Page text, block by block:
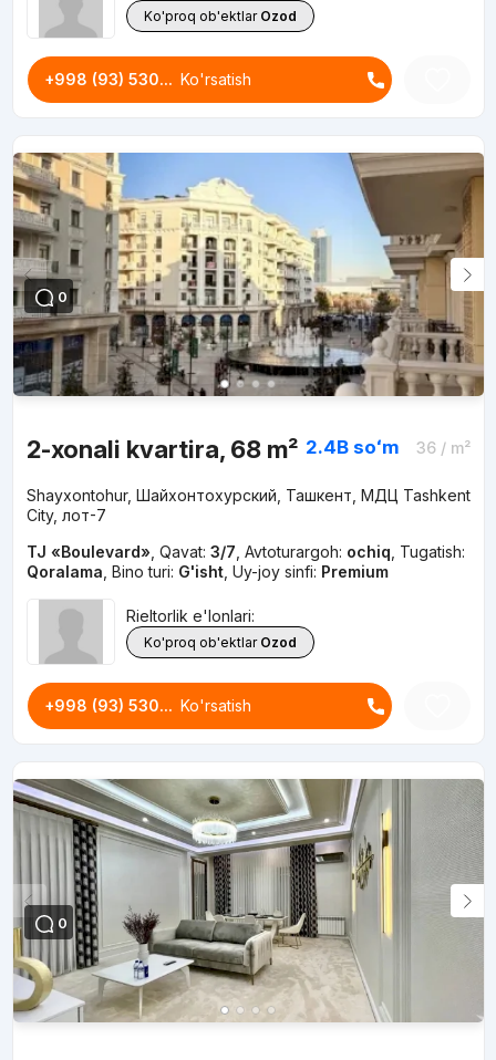
Ko'proq ob'ektlar Ozod
+998 (93) 530... Ko'rsatish
0
2-xonali kvartira, 68 m² 2.4B soʻm 36/ m²
Shayxontohur, Шайхонтохурский, Ташкент, МДЦ Tashkent
City, лот-7
TJ «Boulevard» Qavat: 3/7 Avtoturargoh: ochiq Tugatish:
Qoralama Bino turi: G'isht, Uy-joy sinfi: Premium
Rieltorlik e'lonlari:
Ko'proq ob'ektlar Ozod
+998 (93) 530... Ko'rsatish
0